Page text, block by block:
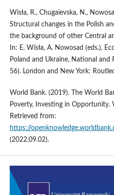
Wisła, R., Chugaievska, N.,
Structural changes in the Polish
the background of other Central
In: E. Wisła, A. Nowosad (eds.),
Poland and Ukraine, National and
56). London and New York:
World Bank. (2019). The World
Poverty, Investing in Opportunity.
Retrieved from:
https://
(2022.09.02).